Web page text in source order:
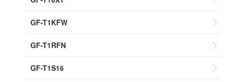
GF-T1KFW
GF-T1RFN
GF-T1S16